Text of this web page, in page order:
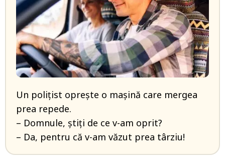
Un polițist oprește o mașină care mergea
prea repede.
– Domnule, știți de ce v-am oprit?
– Da, pentru că v-am văzut prea târziu!